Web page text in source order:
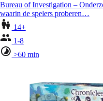
Bureau of Investigation –
waarin de spelers proberen…
14+
1-8
>60 min